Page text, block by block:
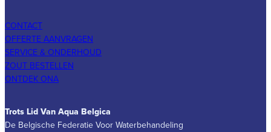
CONTACT
OFFERTE AANVRAGEN
SERVICE & ONDERHOUD
ZOUT BESTELLEN
ONTDEK ONA
Trots Lid Van Aqua Belgica
De Belgische Federatie Voor Waterbehandeling